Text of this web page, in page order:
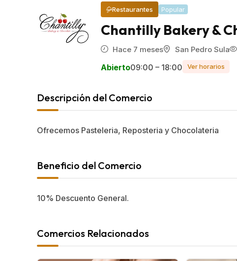
Restaurantes Popular
Chantilly Bakery &
Hace 7 meses San Pedro Sula
Abierto09:00 – 18:00 Ver horarios
Descripción del Comercio
Ofrecemos Pasteleria, Reposteria y Chocolateria
Beneficio del Comercio
10% Descuento General.
Comercios Relacionados